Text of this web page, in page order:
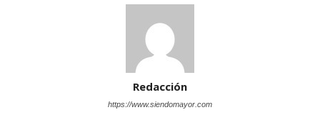
Redacción
https://www.siendomayor.com